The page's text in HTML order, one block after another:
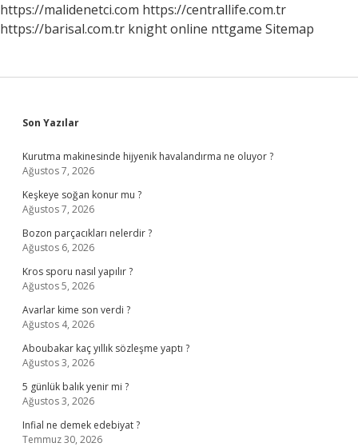
https://malidenetci.com https://centrallife.com.tr
https://barisal.com.tr knight online nttgame Sitemap
Sidebar
Son Yazılar
Kurutma makinesinde hijyenik havalandırma ne oluyor ?
Ağustos 7, 2026
Keşkeye soğan konur mu ?
Ağustos 7, 2026
Bozon parçacıkları nelerdir ?
Ağustos 6, 2026
Kros sporu nasıl yapılır ?
Ağustos 5, 2026
Avarlar kime son verdi ?
Ağustos 4, 2026
Aboubakar kaç yıllık sözleşme yaptı ?
Ağustos 3, 2026
5 günlük balık yenir mi ?
Ağustos 3, 2026
Infial ne demek edebiyat ?
Temmuz 30, 2026